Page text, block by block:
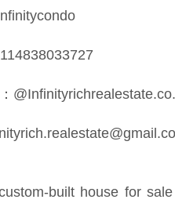
built house for